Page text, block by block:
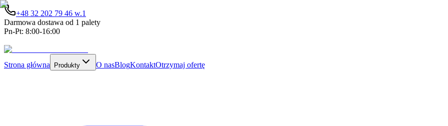
+48 32 202 79 46 w.1
Darmowa dostawa od 1 palety
Pn-Pt: 8:00-16:00
Strona główna Produkty O nasBlogKontaktOtrzymaj ofertę